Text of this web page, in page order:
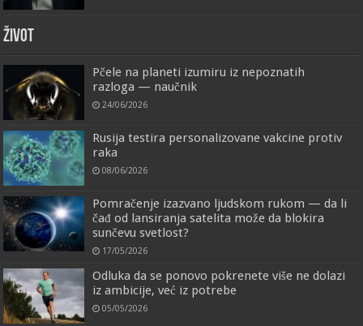
ŽIVOT
Pčele na planeti izumiru iz nepoznatih
razloga — naučnik
24/06/2026
Rusija testira personalizovane vakcine protiv
raka
08/06/2026
Pomračenje izazvano ljudskom rukom — da li
čađ od lansiranja satelita može da blokira
sunčevu svetlost?
17/05/2026
Odluka da se ponovo pokrenete više ne dolazi
iz ambicije, već iz potrebe
05/05/2026